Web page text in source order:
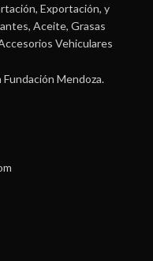
Exportación, y
Aceite, Grasas
Vehiculares
Fundación Mendoza.